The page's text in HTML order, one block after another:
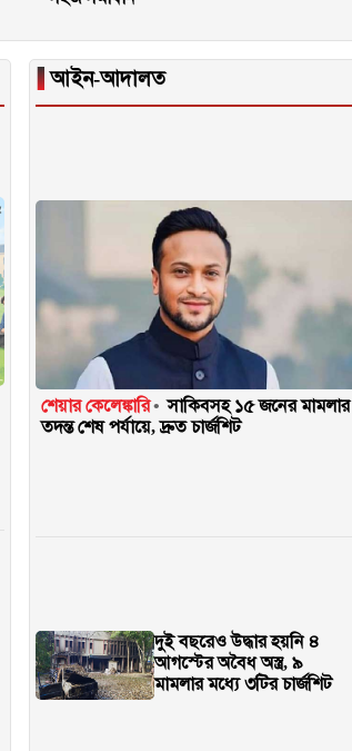
▐আইন-আদালত
শেয়ার কেলেঙ্কারি
সাকিবসহ ১৫ জনের মামলার
তদন্ত শেষ পর্যায়ে, দ্রুত চার্জশিট
দুই বছরেও উদ্ধার হয়নি ৪
আগস্টের অবৈধ অস্ত্র, ৯
মামলার মধ্যে ৩টির চার্জশিট